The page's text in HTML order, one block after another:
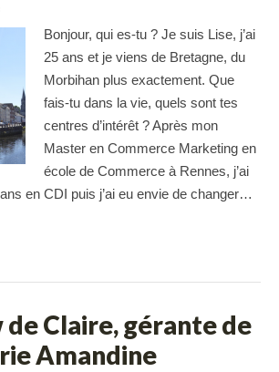
Bonjour, qui es-tu ? Je suis Lise, j’ai
25 ans et je viens de Bretagne, du
Morbihan plus exactement. Que
fais-tu dans la vie, quels sont tes
centres d’intérêt ? Après mon
Master en Commerce Marketing en
école de Commerce à Rennes, j’ai
en CDI puis j’ai eu envie de changer…
Claire, gérante de
Amandine